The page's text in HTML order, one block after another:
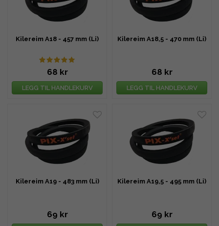
Kilereim A18 - 457 mm (Li)
68 kr
LEGG TIL HANDLEKURV
Kilereim A18,5 - 470 mm (Li)
68 kr
LEGG TIL HANDLEKURV
Kilereim A19 - 483 mm (Li)
69 kr
Kilereim A19,5 - 495 mm (Li)
69 kr